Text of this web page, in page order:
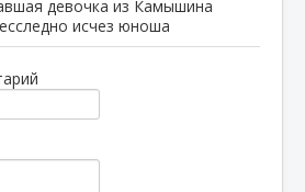
девочка из Камышина
исчез юноша